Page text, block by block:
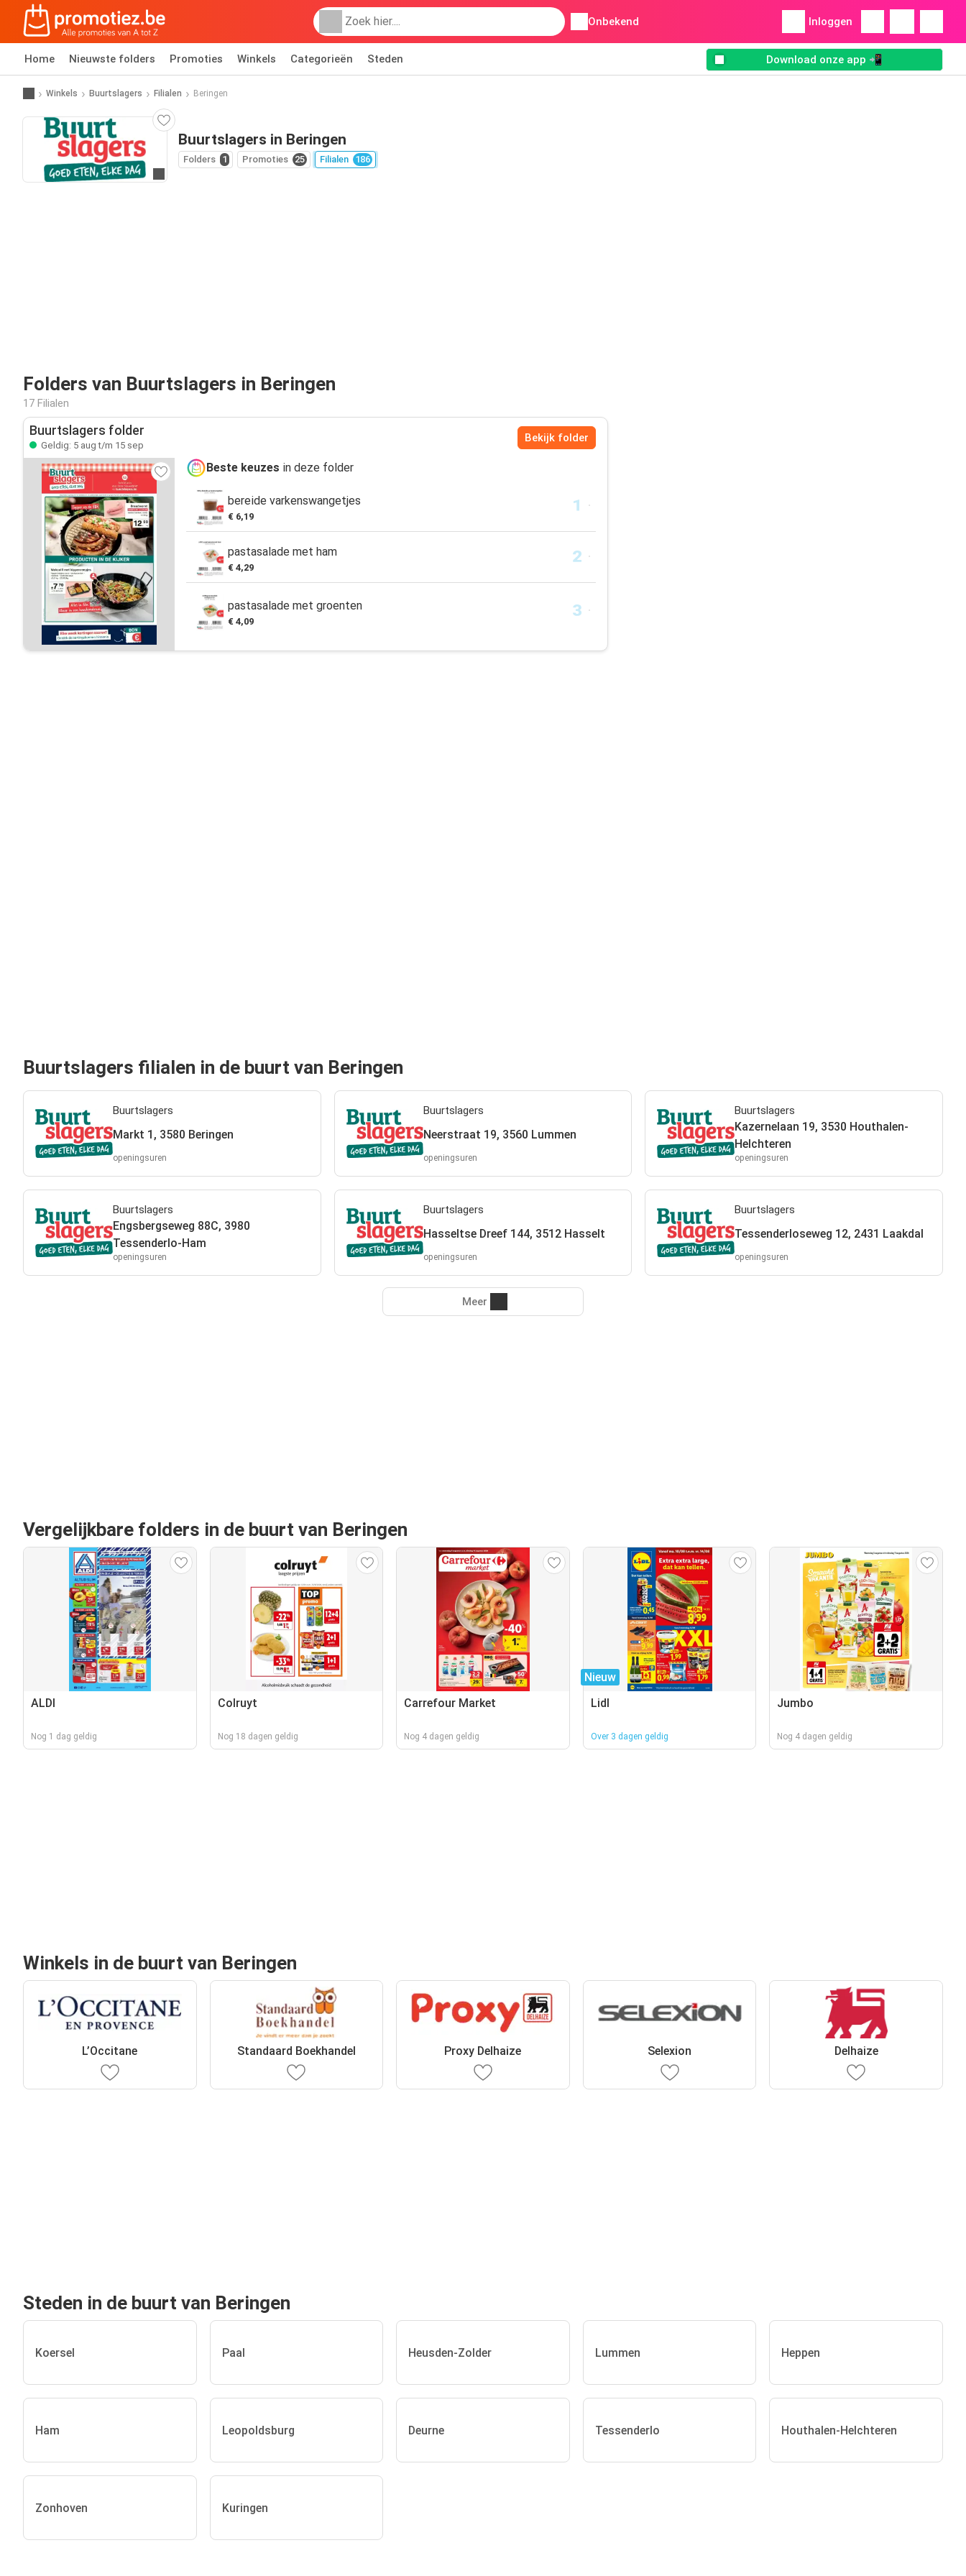
Onbekend Inloggen
Home Nieuwste folders Promoties Winkels Categorieën Steden Download onze app 📲
Winkels Buurtslagers Filialen Beringen
Buurtslagers in Beringen
Folders 1 Promoties 25 Filialen 186
Folders van Buurtslagers in Beringen
17 Filialen
Buurtslagers folder
Geldig: 5 aug t/m 15 sep
Bekijk folder
Beste keuzes in deze folder
bereide varkenswangetjes
€ 6,19
pastasalade met ham
€ 4,29
pastasalade met groenten
€ 4,09
Buurtslagers filialen in de buurt van Beringen
Buurtslagers
Markt 1, 3580 Beringen
openingsuren
Buurtslagers
Neerstraat 19, 3560 Lummen
openingsuren
Buurtslagers
Kazernelaan 19, 3530 Houthalen-
Helchteren
openingsuren
Buurtslagers
Engsbergseweg 88C, 3980
Tessenderlo-Ham
openingsuren
Buurtslagers
Hasseltse Dreef 144, 3512 Hasselt
openingsuren
Buurtslagers
Tessenderloseweg 12, 2431 Laakdal
openingsuren
Meer
Vergelijkbare folders in de buurt van Beringen
ALDI
Nog 1 dag geldig
Colruyt
Nog 18 dagen geldig
Carrefour Market
Nog 4 dagen geldig
Nieuw
Lidl
Over 3 dagen geldig
Jumbo
Nog 4 dagen geldig
Winkels in de buurt van Beringen
L’Occitane Standaard Boekhandel Proxy Delhaize Selexion Delhaize
Steden in de buurt van Beringen
Koersel Paal Heusden-Zolder Lummen Heppen
Ham Leopoldsburg Deurne Tessenderlo Houthalen-Helchteren
Zonhoven Kuringen